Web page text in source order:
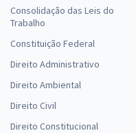
Consolidação das Leis do
Trabalho
Constituição Federal
Direito Administrativo
Direito Ambiental
Direito Civil
Direito Constitucional